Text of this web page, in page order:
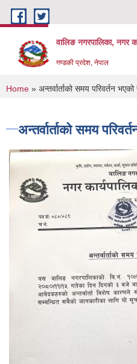
Skip to main content
वालिङ नगरपालिका, नगर
गण्डकी प्रदेश, नेपाल
You are here
Home » अन्तर्वार्ताको समय परिवर्तन
अन्तर्वार्ताको समय